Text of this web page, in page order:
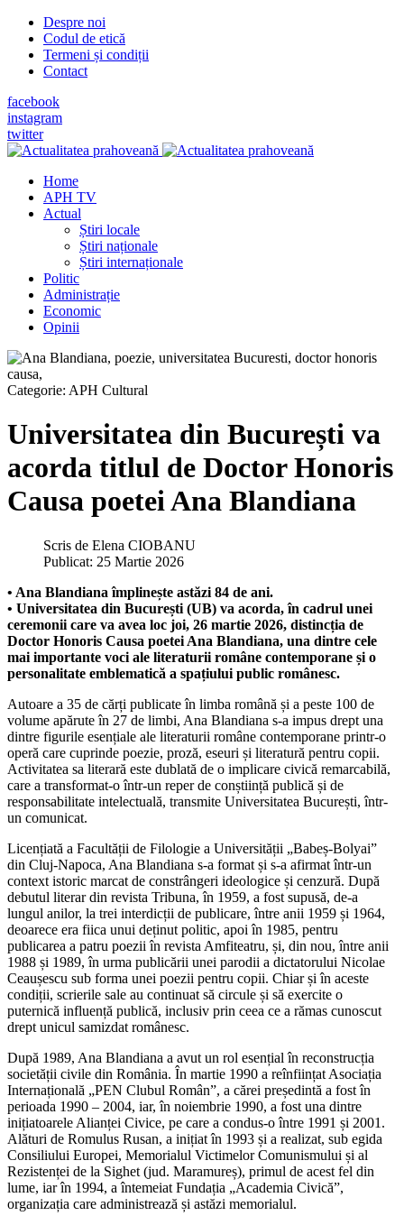
Despre noi
Codul de etică
Termeni și condiții
Contact
facebook
instagram
twitter
Home
APH TV
Actual
Știri locale
Știri naționale
Știri internaționale
Politic
Administrație
Economic
Opinii
Categorie: APH Cultural
Universitatea din București va
acorda titlul de Doctor Honoris
Causa poetei Ana Blandiana
Scris de Elena CIOBANU
Publicat: 25 Martie 2026
• Ana Blandiana împlinește astăzi 84 de ani.
• Universitatea din București (UB) va acorda, în cadrul unei
ceremonii care va avea loc joi, 26 martie 2026, distincția de
Doctor Honoris Causa poetei Ana Blandiana, una dintre cele
mai importante voci ale literaturii române contemporane și o
personalitate emblematică a spațiului public românesc.
Autoare a 35 de cărți publicate în limba română și a peste 100 de
volume apărute în 27 de limbi, Ana Blandiana s-a impus drept una
dintre figurile esențiale ale literaturii române contemporane printr-o
operă care cuprinde poezie, proză, eseuri și literatură pentru copii.
Activitatea sa literară este dublată de o implicare civică remarcabilă,
care a transformat-o într-un reper de conștiință publică și de
responsabilitate intelectuală, transmite Universitatea București, într-
un comunicat.
Licențiată a Facultății de Filologie a Universității „Babeș-Bolyai”
din Cluj-Napoca, Ana Blandiana s-a format și s-a afirmat într-un
context istoric marcat de constrângeri ideologice și cenzură. După
debutul literar din revista Tribuna, în 1959, a fost supusă, de-a
lungul anilor, la trei interdicții de publicare, între anii 1959 și 1964,
deoarece era fiica unui deținut politic, apoi în 1985, pentru
publicarea a patru poezii în revista Amfiteatru, și, din nou, între anii
1988 și 1989, în urma publicării unei parodii a dictatorului Nicolae
Ceaușescu sub forma unei poezii pentru copii. Chiar și în aceste
condiții, scrierile sale au continuat să circule și să exercite o
puternică influență publică, inclusiv prin ceea ce a rămas cunoscut
drept unicul samizdat românesc.
După 1989, Ana Blandiana a avut un rol esențial în reconstrucția
societății civile din România. În martie 1990 a reînființat Asociația
Internațională „PEN Clubul Român”, a cărei președintă a fost în
perioada 1990 – 2004, iar, în noiembrie 1990, a fost una dintre
inițiatoarele Alianței Civice, pe care a condus-o între 1991 și 2001.
Alături de Romulus Rusan, a inițiat în 1993 și a realizat, sub egida
Consiliului Europei, Memorialul Victimelor Comunismului și al
Rezistenței de la Sighet (jud. Maramureș), primul de acest fel din
lume, iar în 1994, a întemeiat Fundația „Academia Civică”,
organizația care administrează și astăzi memorialul.